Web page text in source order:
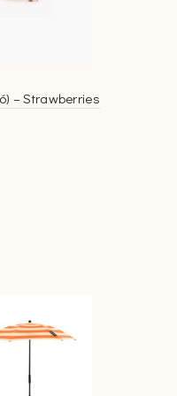
– Strawberries